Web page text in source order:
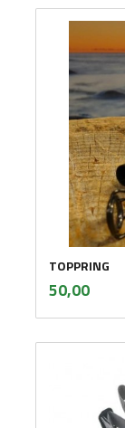
TOPPRING
Pris
50,00mva.